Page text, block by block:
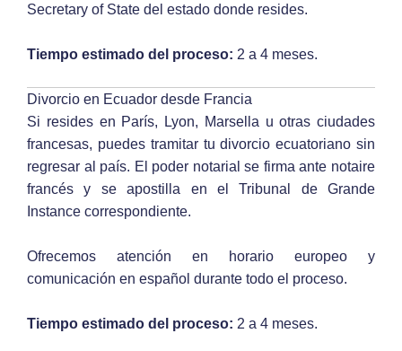
Secretary of State del estado donde resides.
Tiempo estimado del proceso: 2 a 4 meses.
Divorcio en Ecuador desde Francia
Si resides en París, Lyon, Marsella u otras ciudades
francesas, puedes tramitar tu divorcio ecuatoriano sin
regresar al país. El poder notarial se firma ante notaire
francés y se apostilla en el Tribunal de Grande
Instance correspondiente.
Ofrecemos atención en horario europeo y
comunicación en español durante todo el proceso.
Tiempo estimado del proceso: 2 a 4 meses.